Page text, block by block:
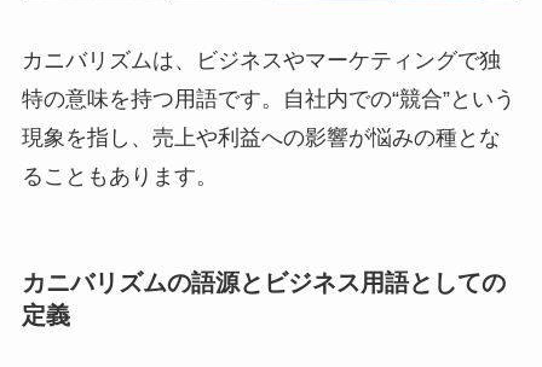
カニバリズムは、ビジネスやマーケティングで独
特の意味を持つ用語です。自社内での“競合”という
現象を指し、売上や利益への影響が悩みの種とな
ることもあります。
カニバリズムの語源とビジネス用語としての
定義